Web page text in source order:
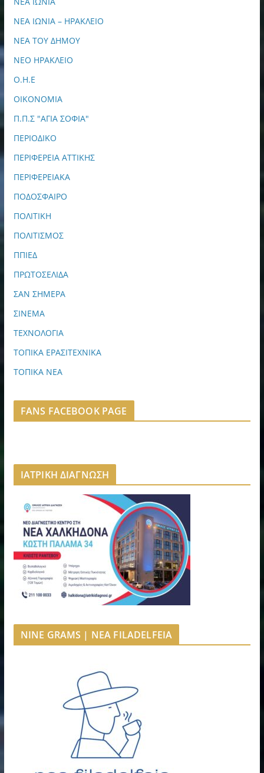
ΝΕΑ ΙΩΝΙΑ – ΗΡΑΚΛΕΙΟ
ΝΕΑ ΤΟΥ ΔΗΜΟΥ
ΝΕΟ ΗΡΑΚΛΕΙΟ
Ο.Η.Ε
ΟΙΚΟΝΟΜΙΑ
Π.Π.Σ "ΑΓΙΑ ΣΟΦΙΑ"
ΠΕΡΙΟΔΙΚΟ
ΠΕΡΙΦΕΡΕΙΑ ΑΤΤΙΚΗΣ
ΠΕΡΙΦΕΡΕΙΑΚΑ
ΠΟΔΟΣΦΑΙΡΟ
ΠΟΛΙΤΙΚΗ
ΠΟΛΙΤΙΣΜΟΣ
ΠΠΙΕΔ
ΠΡΩΤΟΣΕΛΙΔΑ
ΣΑΝ ΣΗΜΕΡΑ
ΣΙΝΕΜΑ
ΤΕΧΝΟΛΟΓΙΑ
ΤΟΠΙΚΑ ΕΡΑΣΙΤΕΧΝΙΚΑ
ΤΟΠΙΚΑ ΝΕΑ
FANS FACEBOOK PAGE
ΙΑΤΡΙΚΗ ΔΙΑΓΝΩΣΗ
NINE GRAMS | NEA FILADELFEIA